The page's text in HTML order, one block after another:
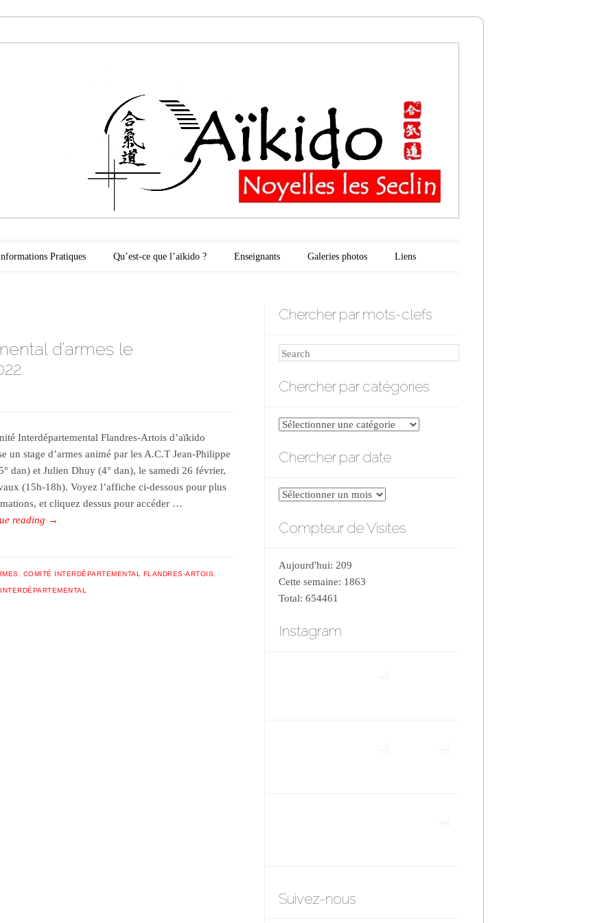
Pratiques Qu’est-ce que l’aïkido ? Enseignants Galeries photos Liens
d’armes le
Interdépartemental Flandres-Artois d’aïkido
un stage d’armes animé par les A.C.T Jean-Philippe
dan) et Julien Dhuy (4° dan), le samedi 26 février,
(15h-18h). Voyez l’affiche ci-dessous pour plus
et cliquez dessus pour accéder …
reading →
COMITÉ INTERDÉPARTEMENTAL FLANDRES-ARTOIS
Chercher par mots-clefs
Search
Chercher par catégories
Chercher
catégories
Chercher par date
Chercher
date
Compteur de Visites
Aujourd'hui: 209
Cette semaine: 1863
Total: 654461
Instagram
Suivez-nous